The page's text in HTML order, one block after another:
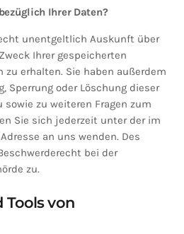
Ihrer Daten?
unentgeltlich Auskunft über
Ihrer gespeicherten
zu erhalten. Sie haben außerdem
Sperrung oder Löschung dieser
sowie zu weiteren Fragen zum
Sie sich jederzeit unter der im
an uns wenden. Des
bei der
zu.
Tools von